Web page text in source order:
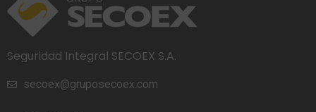
Seguridad Integral SECOEX S.A.
secoex@gruposecoex.com